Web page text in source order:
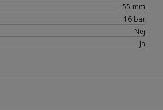
55 mm
16 bar
Nej
Ja